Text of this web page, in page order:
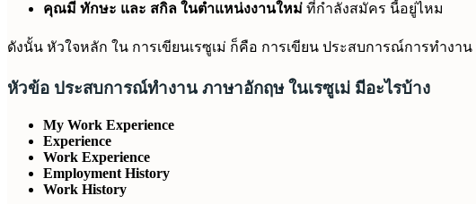
คุณมี ทักษะ และ สกิล ในตำแหน่งงานใหม่ ที่กำลังสมัคร นี้อยู่ไหม
ดังนั้น หัวใจหลัก ใน การเขียนเรซูเม่ ก็คือ การเขียน ประสบการณ์การทำง
หัวข้อ ประสบการณ์ทำงาน ภาษาอักฤษ ในเรซูเม่ มีอะไรบ้าง
My Work Experience
Experience
Work Experience
Employment History
Work History